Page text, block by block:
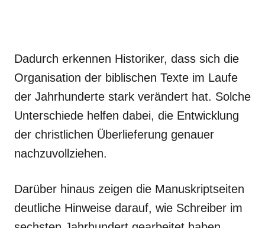
Dadurch erkennen Historiker, dass sich die
Organisation der biblischen Texte im Laufe
der Jahrhunderte stark verändert hat. Solche
Unterschiede helfen dabei, die Entwicklung
der christlichen Überlieferung genauer
nachzuvollziehen.
Darüber hinaus zeigen die Manuskriptseiten
deutliche Hinweise darauf, wie Schreiber im